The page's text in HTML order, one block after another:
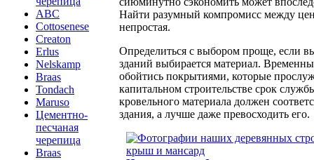
ABC
Cottosenese
Creaton
Erlus
Nelskamp
Braas
Tondach
Maruso
Цементно-
песчаная
черепица
Braas
Найти разумный компромисс между
непростая.
Определиться с выбором проще, если
зданий выбирается материал.
обойтись покрытиями, которые
капитальном строительстве срок
кровельного материала должен
здания, а лучше даже превосходить его.